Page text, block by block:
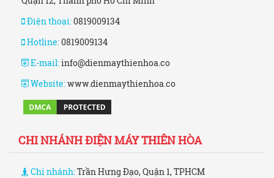
Điện thoại:0819009134
Hotline:0819009134
E-mail:info@dienmaythienhoa.co
Website:www.dienmaythienhoa.co
CHI NHÁNH ĐIỆN MÁY THIÊN HÒA
Chi nhánh:Trần Hưng Đạo, Quận 1, TPHCM